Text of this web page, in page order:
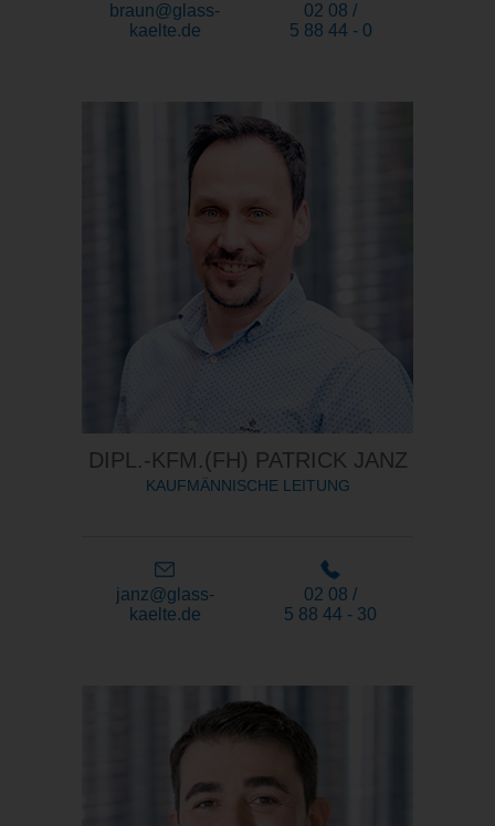
braun@glass-
kaelte.de
02 08 /
5 88 44 - 0
DIPL.-KFM.(FH) PATRICK JANZ
KAUFMÄNNISCHE LEITUNG
janz@glass-
kaelte.de
02 08 /
5 88 44 - 30